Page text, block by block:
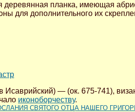
деревянная планка, имеющая
для дополнительного их
— (ок. 675-741),
иконоборчеству.
СВЯТОГО ОТЦА НАШЕГО